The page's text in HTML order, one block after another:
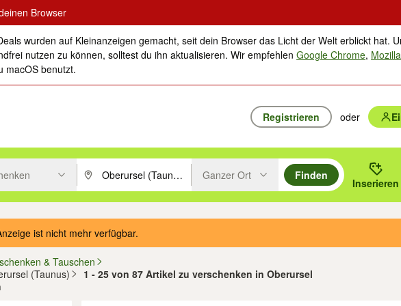
Browser
wurden auf Kleinanzeigen gemacht, seit dein Browser das Licht der Welt erblickt hat.
nutzen zu können, solltest du ihn aktualisieren. Wir empfehlenGoogle Chrome,
macOS benutzt.
Registrieren oder
suchen, oder Vorschläge mit den Pfeiltasten nach oben/unten durchsuchen und mit
PLZ oder Ort eingeben. Eingabetaste drücken um zu suchen, oder
Ganzer Ort
Finden
Inserieren
ist nicht mehr verfügbar.
& Tauschen
(Taunus)
1 - 25 von 87 Artikel zu verschenken in Oberursel